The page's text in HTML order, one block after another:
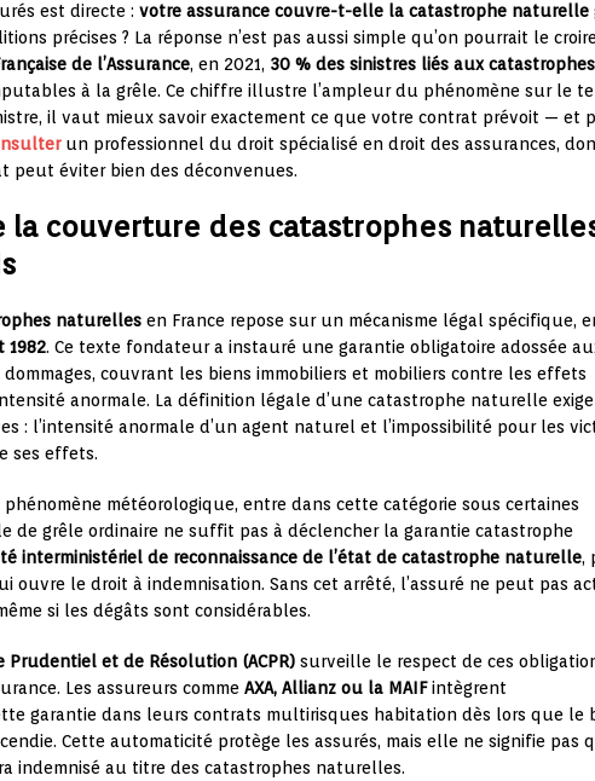
est directe : votre assurance couvre-t-elle la catastrophe naturelle
précises ? La réponse n’est pas aussi simple qu’on pourrait le
de l’Assurance, en 2021, 30 % des sinistres liés aux catastrophes
à la grêle. Ce chiffre illustre l’ampleur du phénomène sur le
il vaut mieux savoir exactement ce que votre contrat prévoit — et
un professionnel du droit spécialisé en droit des assurances,
peut éviter bien des déconvenues.
la couverture des catastrophes
naturelles en France repose sur un mécanisme légal spécifique,
1982. Ce texte fondateur a instauré une garantie obligatoire adossée
dommages, couvrant les biens immobiliers et mobiliers contre les effets
anormale. La définition légale d’une catastrophe naturelle
: l’intensité anormale d’un agent naturel et l’impossibilité pour les
ses effets.
météorologique, entre dans cette catégorie sous certaines
de grêle ordinaire ne suffit pas à déclencher la garantie catastrophe
interministériel de reconnaissance de l’état de catastrophe naturelle,
ouvre le droit à indemnisation. Sans cet arrêté, l’assuré ne peut pas
si les dégâts sont considérables.
Prudentiel et de Résolution (ACPR) surveille le respect de ces
Les assureurs comme AXA, Allianz ou la MAIFintègrent
garantie dans leurs contrats multirisques habitation dès lors que le
Cette automaticité protège les assurés, mais elle ne signifie pas
indemnisé au titre des catastrophes naturelles.